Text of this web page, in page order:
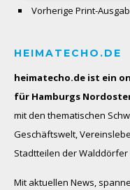
Vorherige Print-
HEIMATECHO.DE
heimatecho.de ist ein
für Hamburgs
mit den thematischen
Geschäftswelt,
Stadtteilen der
Mit aktuellen News,